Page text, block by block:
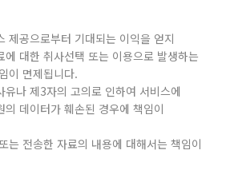
제공으로부터 기대되는 이익을 얻지
에 대한 취사선택 또는 이용으로 발생하는
이 면제됩니다.
유나 제3자의 고의로 인하여 서비스에
의 데이터가 훼손된 경우에 책임이
는 전송한 자료의 내용에 대해서는 책임이